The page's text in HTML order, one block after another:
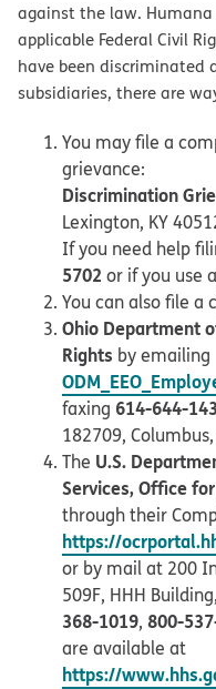
against the law.
applicable Federal Civil
have been discriminated
subsidiaries, there are
You may file a
grievance:
Discrimination
Lexington, KY
If you need help
5702 or if you use a
You can also file
Ohio Department
Rights by emailing
faxing 614-644-
182709,
The U.S.
Services, Office
through their
https://
or by mail at 200
509F, HHH
368-1019, 800-
are available at
https://